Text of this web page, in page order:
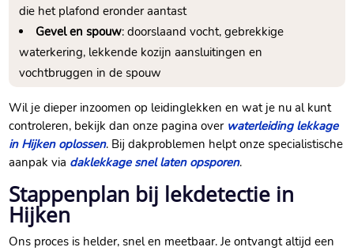
die het plafond eronder aantast
Gevel en spouw: doorslaand vocht, gebrekkige
waterkering, lekkende kozijn aansluitingen en
vochtbruggen in de spouw
Wil je dieper inzoomen op leidinglekken en wat je nu al kunt
controleren, bekijk dan onze pagina over waterleiding lekkage
in Hijken oplossen.​ Bij dakproblemen helpt onze specialistische
aanpak via daklekkage snel laten opsporen.​
Stappenplan bij lekdetectie in
Hijken
Ons proces is helder, snel en meetbaar.​ Je ontvangt altijd een